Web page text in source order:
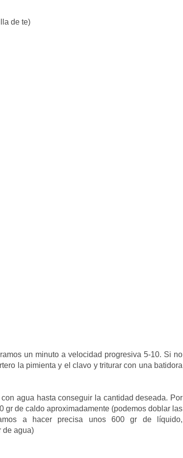
de te)
un minuto a velocidad progresiva 5-10. Si no
la pimienta y el clavo y triturar con una batidora
agua hasta conseguir la cantidad deseada. Por
gr de caldo aproximadamente (podemos doblar las
a hacer precisa unos 600 gr de líquido,
de agua)